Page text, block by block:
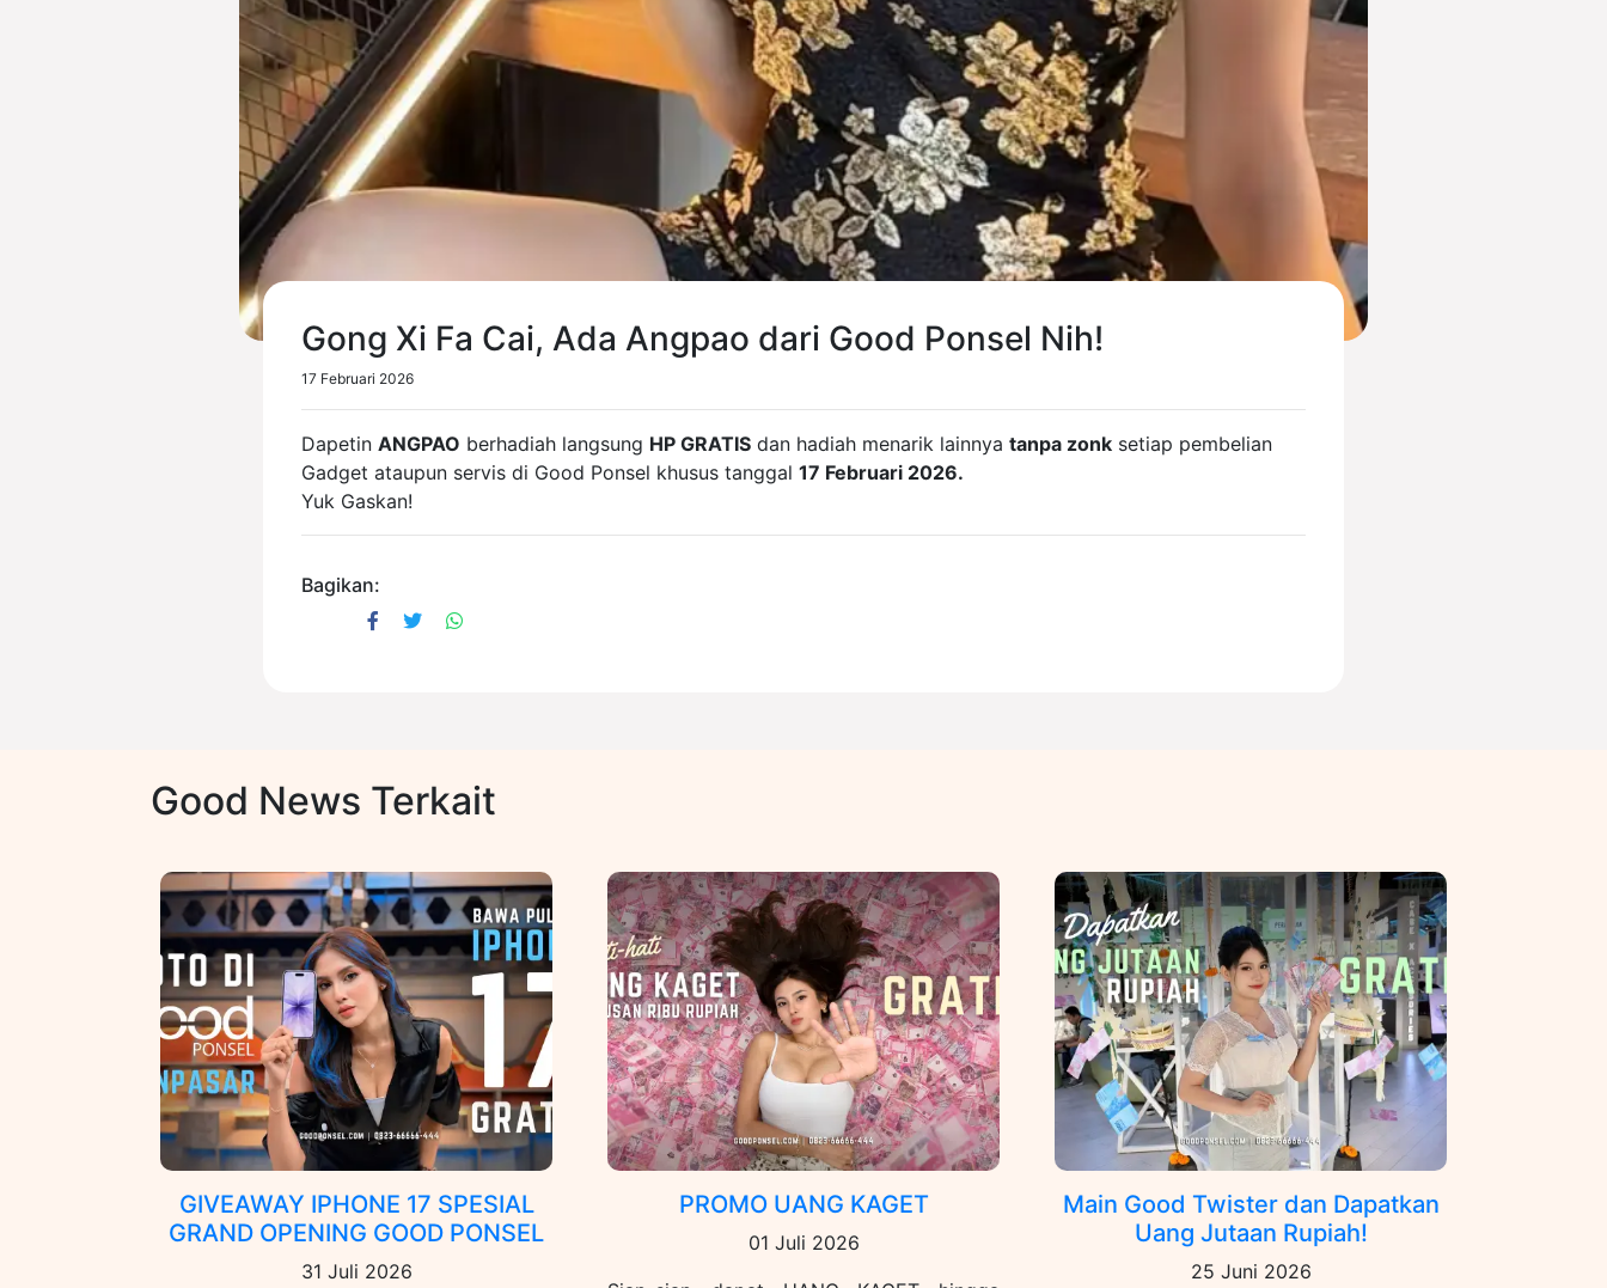
Gong Xi Fa Cai, Ada Angpao dari Good Ponsel Nih!
17 Februari 2026
Dapetin ANGPAO berhadiah langsung HP GRATIS dan hadiah menarik lainnya tanpa zonk setiap pembelian
Gadget ataupun servis di Good Ponsel khusus tanggal 17 Februari 2026.
Yuk Gaskan!
Bagikan:
Good News Terkait
GIVEAWAY IPHONE 17 SPESIAL
GRAND OPENING GOOD PONSEL
31 Juli 2026
PROMO UANG KAGET
01 Juli 2026
Main Good Twister dan Dapatkan
Uang Jutaan Rupiah!
25 Juni 2026